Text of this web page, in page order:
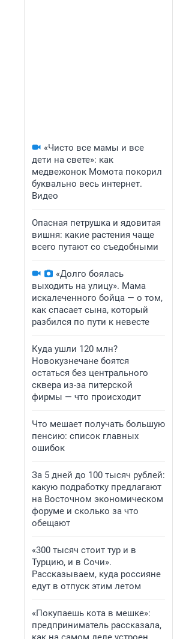
«Чисто все мамы и все
дети на свете»: как
медвежонок Момота покорил
буквально весь интернет.
Видео
Опасная петрушка и ядовитая
вишня: какие растения чаще
всего путают со съедобными
«Долго боялась
выходить на улицу». Мама
искалеченного бойца — о том,
как спасает сына, который
разбился по пути к невесте
Куда ушли 120 млн?
Новокузнечане боятся
остаться без центрального
сквера из-за питерской
фирмы — что происходит
Что мешает получать большую
пенсию: список главных
ошибок
За 5 дней до 100 тысяч рублей:
какую подработку предлагают
на Восточном экономическом
форуме и сколько за что
обещают
«300 тысяч стоит тур и в
Турцию, и в Сочи».
Рассказываем, куда россияне
едут в отпуск этим летом
«Покупаешь кота в мешке»:
предприниматель рассказала,